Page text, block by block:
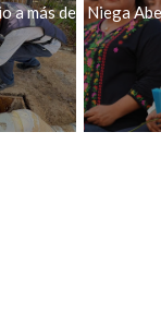
a más de Niega